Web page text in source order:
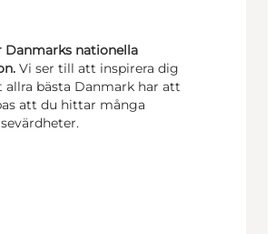
Danmarks nationella
Vi ser till att inspirera dig
bästa Danmark har att
att du hittar många